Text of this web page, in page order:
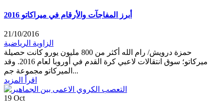
أبرز المفاجآت والأرقام في ميراكاتو 2016
21/10/2016
الزاوية الرياضية
حمزة درويش/ رام الله أكثر من 800 مليون يورو كانت حصيلة
ميركاتو؛ سوق انتقالات لاعبي كرة القدم في أوروبا لعام 2016. وقد
الميركاتو مجموعة جم...
اقرأ المزيد
19 Oct